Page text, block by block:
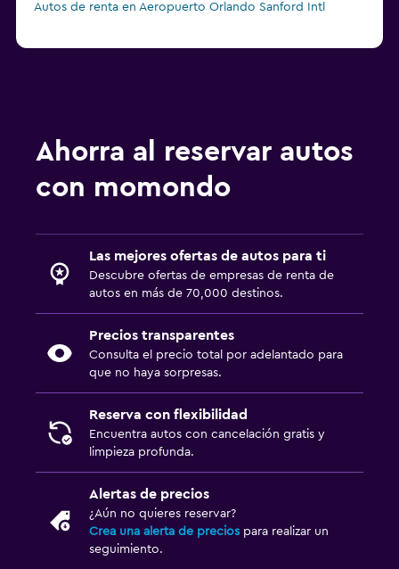
Autos de renta en Aeropuerto Orlando Sanford Intl
Ahorra al reservar autos
con momondo
Las mejores ofertas de autos para ti
Descubre ofertas de empresas de renta de
autos en más de 70,000 destinos.
Precios transparentes
Consulta el precio total por adelantado para
que no haya sorpresas.
Reserva con flexibilidad
Encuentra autos con cancelación gratis y
limpieza profunda.
Alertas de precios
¿Aún no quieres reservar?
Crea una alerta de precios para realizar un
seguimiento.